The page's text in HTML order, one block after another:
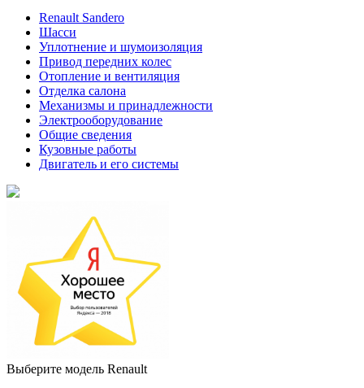
Renault Sandero
Шасси
Уплотнение и шумоизоляция
Привод передних колес
Отопление и вентиляция
Отделка салона
Механизмы и принадлежности
Электрооборудование
Общие сведения
Кузовные работы
Двигатель и его системы
Выберите модель Renault